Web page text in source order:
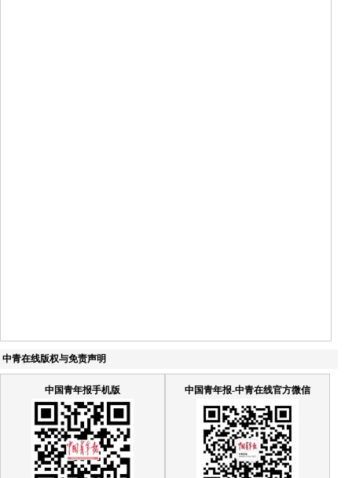
中青在线版权与免责声明
中国青年报手机版 中国青年报-中青在线官方微信